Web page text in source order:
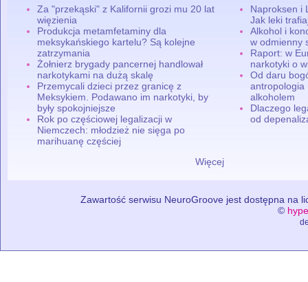
Za "przekąski" z Kalifornii grozi mu 20 lat
więzienia
Produkcja metamfetaminy dla
meksykańskiego kartelu? Są kolejne
zatrzymania
Żołnierz brygady pancernej handlował
narkotykami na dużą skalę
Przemycali dzieci przez granicę z
Meksykiem. Podawano im narkotyki, by
były spokojniejsze
Rok po częściowej legalizacji w
Niemczech: młodzież nie sięga po
marihuanę częściej
Więcej
Naproksen i
Jak leki
Alkohol i
w odmienny
Raport: w
narkotyki o
Od daru
antropologia
alkoholem
Dlaczego
od
Zawartość serwisu NeuroGroove jest dostępna na
©